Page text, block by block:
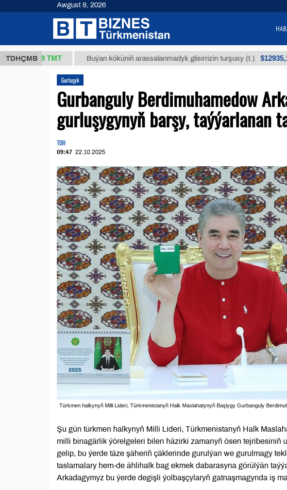
TDHÇMB
37,8 ТМТ Buýan köküniň arassalanmadyk glisirrizin turşusy (t.) $12935,18
Gurluşyk
Gurbanguly Berdimuhamedow
gurluşygynyň barşy, taýýarlanan
TDH
09:47 22.10.2025
Türkmen halkynyň Milli Lideri, Türkmenistanyň Halk Maslahatynyň Başlygy Gurbanguly
Şu gün türkmen halkynyň Milli Lideri, Türkmenistanyň Halk
milli binagärlik ýörelgeleri bilen häzirki zamanyň ösen tejribesiniň
gelip, bu ýerde täze şäheriň çäklerinde gurulýan we gurulmagy
taslamalary hem-de ählihalk bag ekmek dabarasyna görülýän
Arkadagymyz bu ýerde degişli ýolbaşçylaryň gatnaşmagynda iş
Awgust 8, 2026